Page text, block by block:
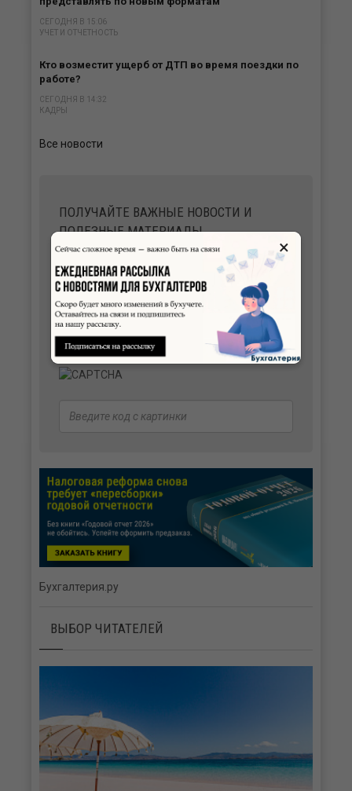
СЕГОДНЯ В 15:06
УЧЕТ И ОТЧЕТНОСТЬ
Кто возместит ущерб от ДТП во время поездки по
работе?
СЕГОДНЯ В 14:32
КАДРЫ
Все новости
ПОЛУЧАЙТЕ ВАЖНЫЕ НОВОСТИ И
ПОЛЕЗНЫЕ МАТЕРИАЛЫ
В УДОБНОМ ФОРМАТЕ НА ВАШУ ПОЧТУ
Бухгалтерия.ру
ВЫБОР ЧИТАТЕЛЕЙ
×